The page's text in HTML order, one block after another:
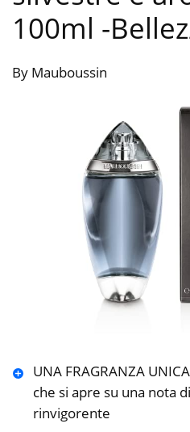
100ml -
By Mauboussin
UNA FRAGRANZA
che si apre su una nota
rinvigorente